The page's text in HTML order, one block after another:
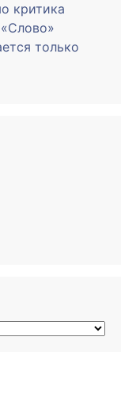
критика
только